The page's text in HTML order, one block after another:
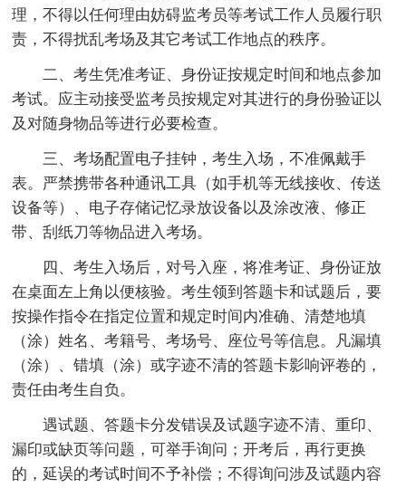
理，不得以任何理由妨碍监考员等考试工作人员履行职
责，不得扰乱考场及其它考试工作地点的秩序。
二、考生凭准考证、身份证按规定时间和地点参加
考试。应主动接受监考员按规定对其进行的身份验证以
及对随身物品等进行必要检查。
三、考场配置电子挂钟，考生入场，不准佩戴手
表。严禁携带各种通讯工具（如手机等无线接收、传送
设备等）、电子存储记忆录放设备以及涂改液、修正
带、刮纸刀等物品进入考场。
四、考生入场后，对号入座，将准考证、身份证放
在桌面左上角以便核验。考生领到答题卡和试题后，要
按操作指令在指定位置和规定时间内准确、清楚地填
（涂）姓名、考籍号、考场号、座位号等信息。凡漏填
（涂）、错填（涂）或字迹不清的答题卡影响评卷的，
责任由考生自负。
遇试题、答题卡分发错误及试题字迹不清、重印、
漏印或缺页等问题，可举手询问；开考后，再行更换
的，延误的考试时间不予补偿；不得询问涉及试题内容